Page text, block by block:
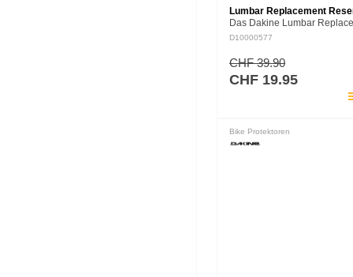
Lumbar Replacement
Das Dakine Lumbar
Reservoir ist eine Hydrapak
Fassungsvermögen. Sie
Zubehör in alle Dakine…
D10000577
CHF 39.90
CHF 19.95
Bike Protektoren